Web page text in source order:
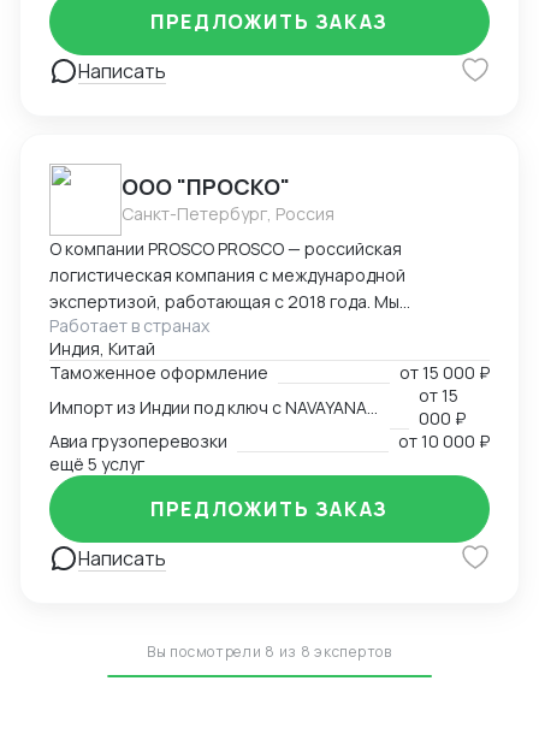
Америки. Знаком со всеми первичными документами
ВЭД.
Написать
ПРЕДЛОЖИТЬ ЗАКАЗ
ООО "ПРОСКО"
Санкт-Петербург, Россия
О компании PROSCO PROSCO — российская
логистическая компания с международной
экспертизой, работающая с 2018 года. Мы
предоставляем полный цикл логистических и
внешнеэкономических услуг: от международных
перевозок и таможенного оформления до
сопровождения и контрактной логистики. Основные
направления работы: международные перевозки
(авиа, авто, море, ж/д); складская логистика и
таможенное оформление; сопровождение ВЭД и
поиск производителей; работа с опасными,
сборными и негабаритными грузами. География
присутствия: Офисы компании расположены в
представительство NAVAYANA Trade & Logistics);
Китай ( PerlRiver) — собственное представительство
Работает в странах
Индия, Китай
Таможенное оформление
от15 000 ₽
от15
000 ₽
Авиа грузоперевозки
от10 000 ₽
ещё 5 услуг
Написать
ПРЕДЛОЖИТЬ ЗАКАЗ
Вы посмотрели 8 из 8 экспертов